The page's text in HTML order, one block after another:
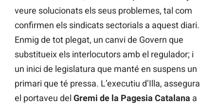
veure solucionats els seus problemes, tal com
confirmen els sindicats sectorials a aquest diari.
Enmig de tot plegat, un canvi de Govern que
substitueix els interlocutors amb el regulador; i
un inici de legislatura que manté en suspens un
primari que té pressa. L’executiu d’Illa, assegura
el portaveu del Gremi de la Pagesia Catalana a